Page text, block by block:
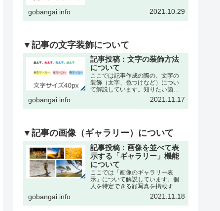
各々の委員会・団体・クラブサー
す。それぞれに記事作成の為の
gobangai.info 2021.10.29
▼記事の文字装飾について
記事投稿：文字の装飾方法
について
ここでは記事作成の際の、文字の
装飾（太字、色つけなど）につい
て解説しています。知りたい箇所
を「詳細を表示」を選択して、手
順を確認して下さい。※記事の作
成・編集などの基本操作は下記の
い…
gobangai.info 2021.11.17
▼記事の画像（ギャラリー）について
記事投稿：画像を並べて表
示する「ギャラリー」機能
について
ここでは「画像のギャラリー表
示」について解説しています。個
人を特定できる顔写真を掲載する
場合、被撮影者ご本人の了解をい
ただくか、または顔をぼかすなど
個人が特定できない加工を行うこ
gobangai.info 2021.11.18